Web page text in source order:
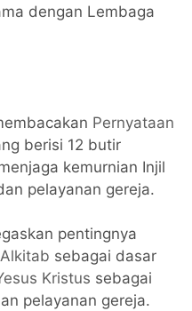
dengan Lembaga
Pernyataan
berisi 12 butir
kemurnian Injil
pelayanan gereja.
pentingnya
sebagai dasar
Kristus sebagai
pelayanan gereja.